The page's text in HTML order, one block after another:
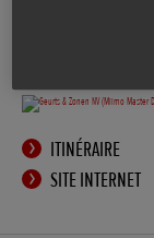
ITINÉRAIRE
SITE INTERNET